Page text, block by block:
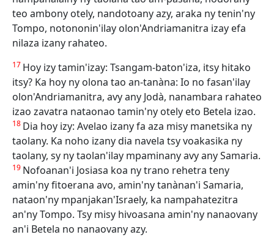
teo ambony otely, nandotoany azy, araka ny tenin'ny
Tompo, notononin'ilay olon'Andriamanitra izay efa
nilaza izany rahateo.
17 Hoy izy tamin'izay: Tsangam-baton'iza, itsy hitako
itsy? Ka hoy ny olona tao an-tanàna: Io no fasan'ilay
olon'Andriamanitra, avy any Jodà, nanambara rahateo
izao zavatra nataonao tamin'ny otely eto Betela izao.
18 Dia hoy izy: Avelao izany fa aza misy manetsika ny
taolany. Ka noho izany dia navela tsy voakasika ny
taolany, sy ny taolan'ilay mpaminany avy any Samaria.
19 Nofoanan'i Josiasa koa ny trano rehetra teny
amin'ny fitoerana avo, amin'ny tanànan'i Samaria,
nataon'ny mpanjakan'Israely, ka nampahatezitra
an'ny Tompo. Tsy misy hivoasana amin'ny nanaovany
an'i Betela no nanaovany azy.